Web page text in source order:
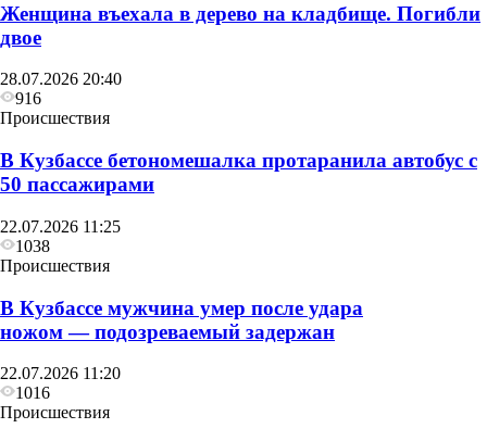
Женщина въехала в дерево на кладбище. Погибли
двое
28.07.2026 20:40
916
Происшествия
В Кузбассе бетономешалка протаранила автобус с
50 пассажирами
22.07.2026 11:25
1038
Происшествия
В Кузбассе мужчина умер после удара
ножом — подозреваемый задержан
22.07.2026 11:20
1016
Происшествия